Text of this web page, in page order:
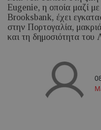
Eugenie, η οποία μαζί
Brooksbank, έχει
στην Πορτογαλία,
και τη δημοσιότητα του